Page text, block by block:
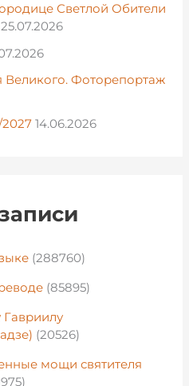
Светлой Обители
25.07.2026
Фоторепортаж
14.06.2026
(288760)
(85895)
(20526)
мощи святителя